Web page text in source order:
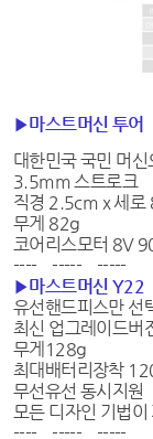
▶마스트머신 투어
대한민국 국민 머
3.5mm 스트로크
직경 2.5cm x 세로
무게 82g
코어리스모터 8V
---- ----- -----
▶마스트머신 Y22
유선핸드피스만 선
최신 업그레이드버
무게128g
최대배터리장착
무선유선 동시지원
모든 디자인 기법이
---- ----- -----